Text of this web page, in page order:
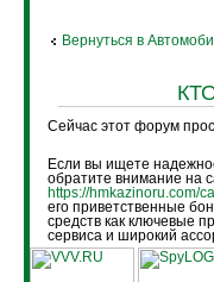
Вернуться в
Сейчас этот форум
Если вы ищете
обратите внимание на
https://hmkazinoru.com/
его приветственные
средств как ключевые
сервиса и широкий